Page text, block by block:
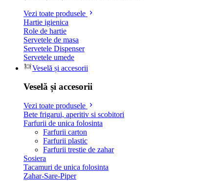
Vezi toate produsele
Hartie igienica
Role de hartie
Servetele de masa
Servetele Dispenser
Servetele umede
Veselă și accesorii
Veselă și accesorii
Vezi toate produsele
Bete frigarui, aperitiv si scobitori
Farfurii de unica folosinta
Farfurii carton
Farfurii plastic
Farfurii trestie de zahar
Sosiera
Tacamuri de unica folosinta
Zahar-Sare-Piper